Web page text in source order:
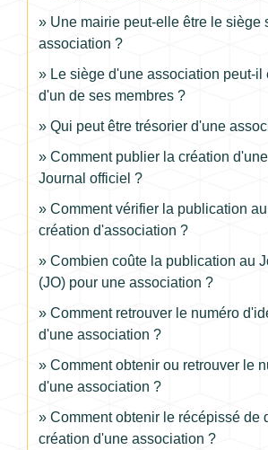
Une mairie peut-elle être le siège
association ?
Le siège d'une association peut-il
d'un de ses membres ?
Qui peut être trésorier d'une
Comment publier la création
Journal officiel ?
Comment vérifier la publication
création d'association ?
Combien coûte la publication au
(JO) pour une association ?
Comment retrouver le numéro
d'une association ?
Comment obtenir ou retrouver le
d'une association ?
Comment obtenir le récépissé de
création d'une association ?